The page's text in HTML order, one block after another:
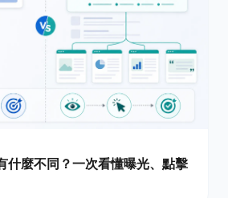
什麼不同？一次看懂曝光、點擊